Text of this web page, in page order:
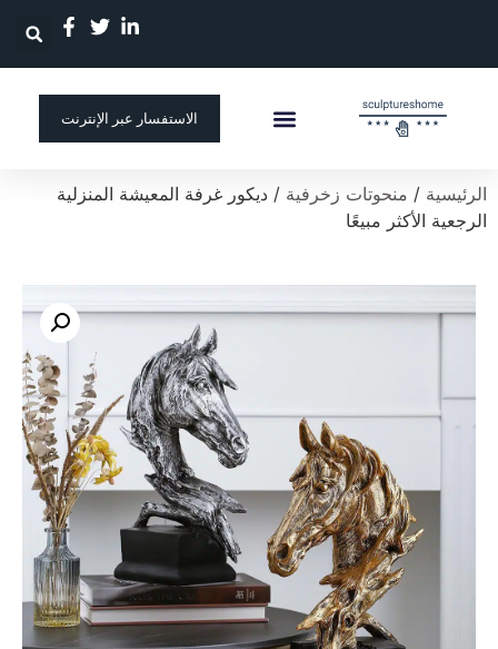
الاستفسار عبر الإنترنت
الرئيسية / منحوتات زخرفية / ديكور غرفة المعيشة المنزلية
الرجعية الأكثر مبيعًا